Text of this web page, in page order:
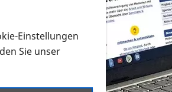
verschiedenen
suchen und dieses
Einstellungen
Sie unser